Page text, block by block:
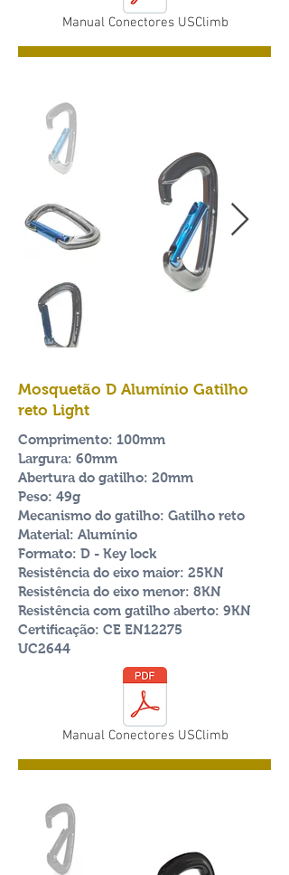
Manual Conectores USClimb
Mosquetão D Alumínio Gatilho
reto Light
Comprimento: 100mm
Largura: 60mm
Abertura do gatilho: 20mm
Peso: 49g
Mecanismo do gatilho: Gatilho reto
Material: Alumínio
Formato: D - Key lock
Resistência do eixo maior: 25KN
Resistência do eixo menor: 8KN
Resistência com gatilho aberto: 9KN
Certificação: CE EN12275
UC2644
Manual Conectores USClimb